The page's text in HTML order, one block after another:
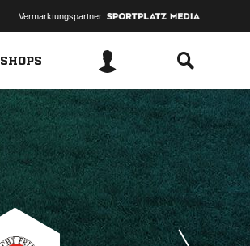
Vermarktungspartner:
SHOPS